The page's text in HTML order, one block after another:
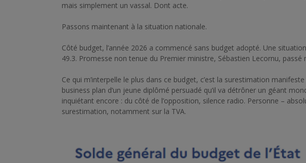
mais simplement un vassal. Dont acte.
Passons maintenant à la situation nationale.
Côté budget, l’année 2026 a commencé sans budget adopté. Une
49.3. Promesse non tenue du Premier ministre, Sébastien Lecornu, passé
Ce qui m’interpelle le plus dans ce budget, c’est la surestimation
business plan d’un jeune diplômé persuadé qu’il va détrôner un géant
inquiétant encore : du côté de l’opposition, silence radio. Personne –
surestimation, notamment sur la TVA.